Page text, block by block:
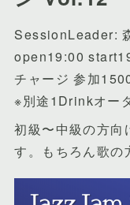
SessionLeader:
open19:00
チャージ 参加
※別途1Drinkオー
初級〜中級の方向
す。もちろん歌の